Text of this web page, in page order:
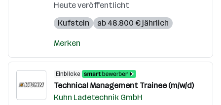
Heute veröffentlicht
Kufstein
ab 48.800 € jährlich
Merken
Einblicke
Technical Management Trainee (m/w/d)
Kuhn Ladetechnik GmbH